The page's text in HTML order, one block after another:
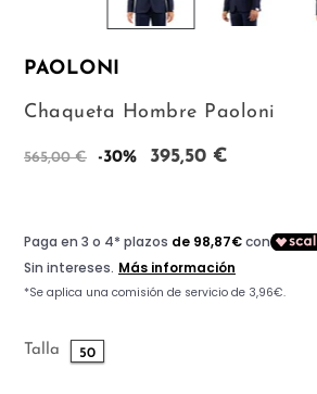
PAOLONI
Chaqueta Hombre Paoloni
565,00 € -30% 395,50 €
Talla 50